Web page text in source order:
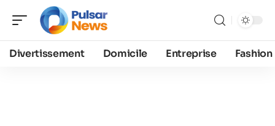
Divertissement Domicile Entreprise Fashion